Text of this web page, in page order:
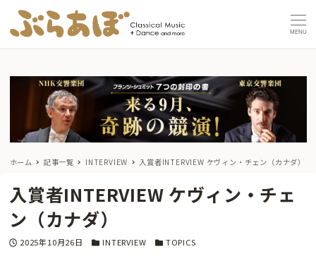
MENU
ホーム 記事一覧 INTERVIEW 入賞者INTERVIEW ケヴィン・チェン（カナダ）
入賞者INTERVIEW ケヴィン・チェ
ン（カナダ）
投稿日
2025年10月26日 カテゴリー
INTERVIEW カテゴリー
TOPICS